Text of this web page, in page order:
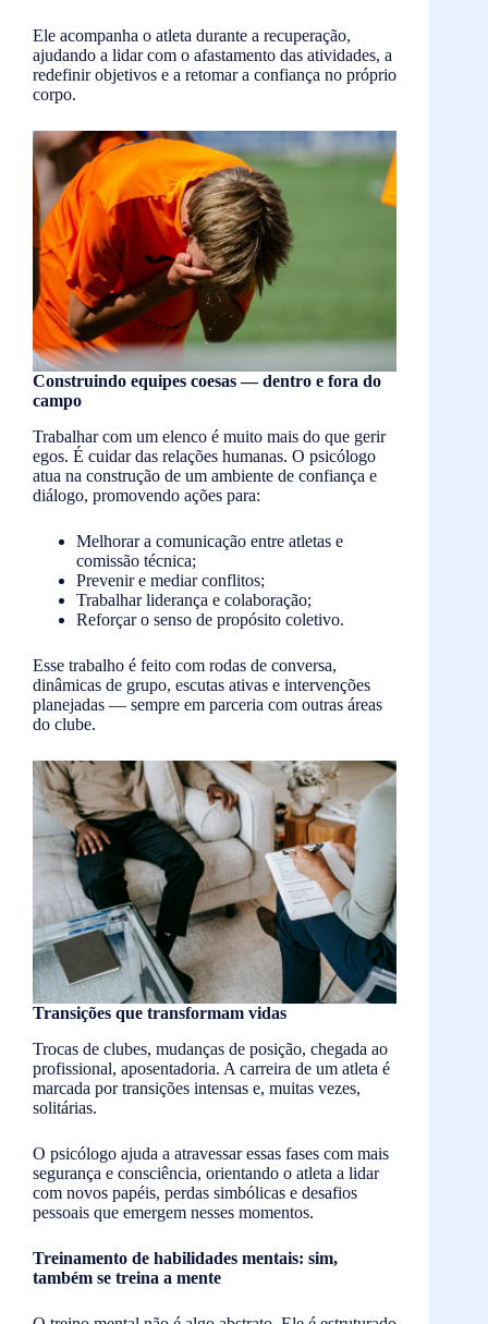
Ele acompanha o atleta durante a recuperação,
ajudando a lidar com o afastamento das atividades, a
redefinir objetivos e a retomar a confiança no próprio
corpo.
Construindo equipes coesas — dentro e fora do
campo
Trabalhar com um elenco é muito mais do que gerir
egos. É cuidar das relações humanas. O psicólogo
atua na construção de um ambiente de confiança e
diálogo, promovendo ações para:
Melhorar a comunicação entre atletas e
comissão técnica;
Prevenir e mediar conflitos;
Trabalhar liderança e colaboração;
Reforçar o senso de propósito coletivo.
Esse trabalho é feito com rodas de conversa,
dinâmicas de grupo, escutas ativas e intervenções
planejadas — sempre em parceria com outras áreas
do clube.
Transições que transformam vidas
Trocas de clubes, mudanças de posição, chegada ao
profissional, aposentadoria. A carreira de um atleta é
marcada por transições intensas e, muitas vezes,
solitárias.
O psicólogo ajuda a atravessar essas fases com mais
segurança e consciência, orientando o atleta a lidar
com novos papéis, perdas simbólicas e desafios
pessoais que emergem nesses momentos.
Treinamento de habilidades mentais: sim,
também se treina a mente